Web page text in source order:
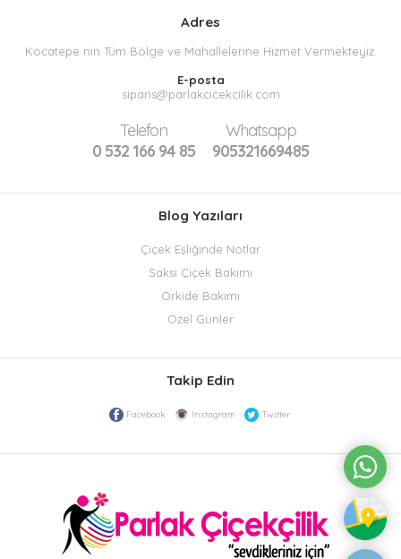
Adres
Kocatepe nin Tüm Bölge ve Mahallelerine Hizmet Vermekteyiz.
E-posta
siparis@parlakcicekcilik.com
Telefon
0 532 166 94 85
Whatsapp
905321669485
Blog Yazıları
Çiçek Eşliğinde Notlar
Saksı Çiçek Bakımı
Orkide Bakımı
Özel Günler
Takip Edin
Facebook Instagram Twitter